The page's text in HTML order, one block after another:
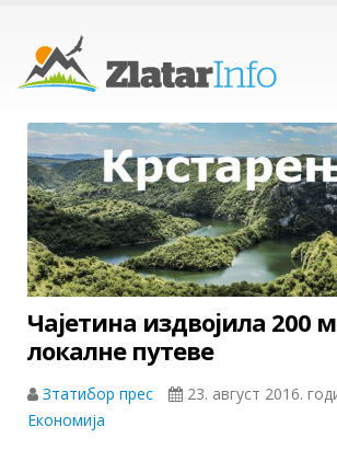
Чајетина издвојила 200
локалне путеве
Зтатибор прес
23. август 2016.
Економија